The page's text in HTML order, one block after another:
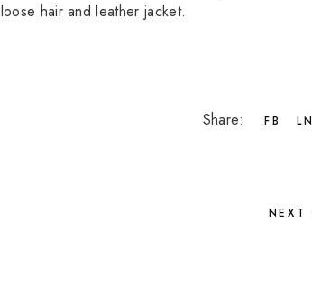
loose hair and leather jacket.
Share: FB LN
NEXT